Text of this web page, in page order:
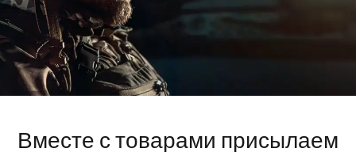
Вместе с товарами присылаем